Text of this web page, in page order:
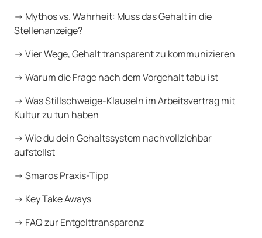
→ Mythos vs. Wahrheit: Muss das Gehalt in die
Stellenanzeige?
→ Vier Wege, Gehalt transparent zu kommunizieren
→ Warum die Frage nach dem Vorgehalt tabu ist
→ Was Stillschweige-Klauseln im Arbeitsvertrag mit
Kultur zu tun haben
→ Wie du dein Gehaltssystem nachvollziehbar
aufstellst
→ Smaros Praxis-Tipp
→ Key Take Aways
→ FAQ zur Entgelttransparenz